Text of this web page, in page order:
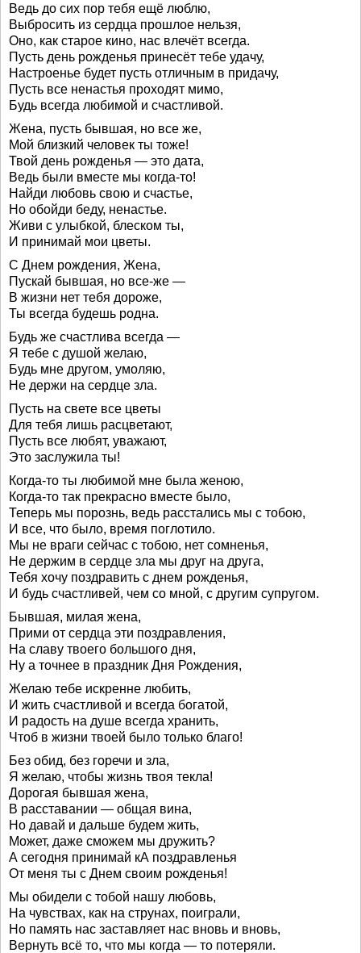
Ведь до сих пор тебя ещё люблю,
Выбросить из сердца прошлое нельзя,
Оно, как старое кино, нас влечёт всегда.
Пусть день рожденья принесёт тебе удачу,
Настроенье будет пусть отличным в придачу,
Пусть все ненастья проходят мимо,
Будь всегда любимой и счастливой.
Жена, пусть бывшая, но все же,
Мой близкий человек ты тоже!
Твой день рожденья — это дата,
Ведь были вместе мы когда-то!
Найди любовь свою и счастье,
Но обойди беду, ненастье.
Живи с улыбкой, блеском ты,
И принимай мои цветы.
С Днем рождения, Жена,
Пускай бывшая, но все-же —
В жизни нет тебя дороже,
Ты всегда будешь родна.
Будь же счастлива всегда —
Я тебе с душой желаю,
Будь мне другом, умоляю,
Не держи на сердце зла.
Пусть на свете все цветы
Для тебя лишь расцветают,
Пусть все любят, уважают,
Это заслужила ты!
Когда-то ты любимой мне была женою,
Когда-то так прекрасно вместе было,
Теперь мы порознь, ведь расстались мы с тобою,
И все, что было, время поглотило.
Мы не враги сейчас с тобою, нет сомненья,
Не держим в сердце зла мы друг на друга,
Тебя хочу поздравить с днем рожденья,
И будь счастливей, чем со мной, с другим супругом.
Бывшая, милая жена,
Прими от сердца эти поздравления,
На славу твоего большого дня,
Ну а точнее в праздник Дня Рождения,
Желаю тебе искренне любить,
И жить счастливой и всегда богатой,
И радость на душе всегда хранить,
Чтоб в жизни твоей было только благо!
Без обид, без горечи и зла,
Я желаю, чтобы жизнь твоя текла!
Дорогая бывшая жена,
В расставании — общая вина,
Но давай и дальше будем жить,
Может, даже сможем мы дружить?
А сегодня принимай кА поздравленья
От меня ты с Днем своим рожденья!
Мы обидели с тобой нашу любовь,
На чувствах, как на струнах, поиграли,
Но память нас заставляет нас вновь и вновь,
Вернуть всё то, что мы когда — то потеряли.